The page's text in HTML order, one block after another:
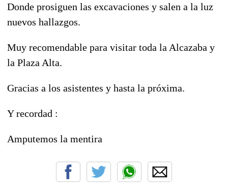
Donde prosiguen las excavaciones y salen a la luz
nuevos hallazgos.
Muy recomendable para visitar toda la Alcazaba y
la Plaza Alta.
Gracias a los asistentes y hasta la próxima.
Y recordad :
Amputemos la mentira